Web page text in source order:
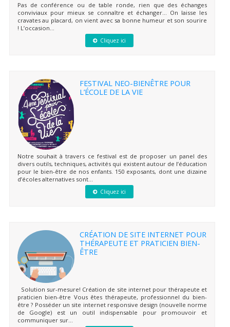
Pas de conférence ou de table ronde, rien que des échanges
conviviaux pour mieux se connaître et échanger… On laisse les
cravates au placard, on vient avec sa bonne humeur et son sourire
! L’occasion...
Cliquez ici
FESTIVAL NEO-BIENÊTRE POUR
L’ÉCOLE DE LA VIE
Notre souhait à travers ce festival est de proposer un panel des
divers outils, techniques, activités qui existent autour de l’éducation
pour le bien-être de nos enfants. 150 exposants, dont une dizaine
d’écoles alternatives sont...
Cliquez ici
CRÉATION DE SITE INTERNET POUR
THÉRAPEUTE ET PRATICIEN BIEN-
ÊTRE
Solution sur-mesure! Création de site internet pour thérapeute et
praticien bien-être Vous êtes thérapeute, professionnel du bien-
être ? Posséder un site internet responsive design (nouvelle norme
de Google) est un outil indispensable pour promouvoir et
communiquer sur...